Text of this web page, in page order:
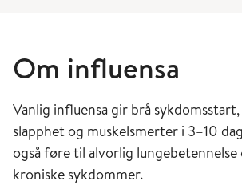
Om influensa
Vanlig influensa gir brå
slapphet og muskelsmerter i 3–10
også føre til alvorlig
kroniske sykdommer.